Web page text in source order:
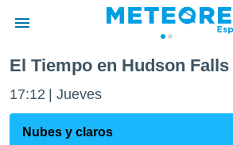
de
por
El Tiempo en Hudson Falls
17:12 Jueves
Nubes y claros